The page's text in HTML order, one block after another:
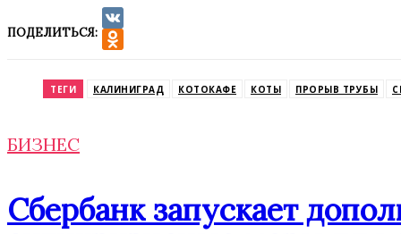
ПОДЕЛИТЬСЯ:
VK
ТЕГИ КАЛИНИГРАД КОТОКАФЕ КОТЫ ПРОРЫВ ТРУБЫ
БИЗНЕС
Сбербанк запускает